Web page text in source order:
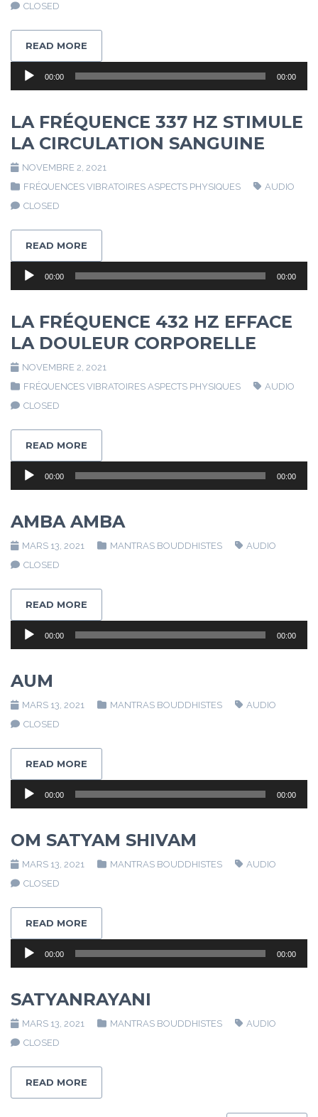
CLOSED
READ MORE
Lecteur
audio
00:00 00:00
LA FRÉQUENCE 337 HZ STIMULE
LA CIRCULATION SANGUINE
NOVEMBRE 2, 2021
FRÉQUENCES VIBRATOIRES ASPECTS PHYSIQUES
AUDIO
CLOSED
READ MORE
Lecteur
audio
00:00 00:00
LA FRÉQUENCE 432 HZ EFFACE
LA DOULEUR CORPORELLE
NOVEMBRE 2, 2021
FRÉQUENCES VIBRATOIRES ASPECTS PHYSIQUES
AUDIO
CLOSED
READ MORE
Lecteur
audio
00:00 00:00
AMBA AMBA
MARS 13, 2021 MANTRAS BOUDDHISTES
AUDIO
CLOSED
READ MORE
Lecteur
audio
00:00 00:00
AUM
MARS 13, 2021 MANTRAS BOUDDHISTES
AUDIO
CLOSED
READ MORE
Lecteur
audio
00:00 00:00
OM SATYAM SHIVAM
MARS 13, 2021 MANTRAS BOUDDHISTES
AUDIO
CLOSED
READ MORE
Lecteur
audio
00:00 00:00
SATYANRAYANI
MARS 13, 2021 MANTRAS BOUDDHISTES
AUDIO
CLOSED
READ MORE